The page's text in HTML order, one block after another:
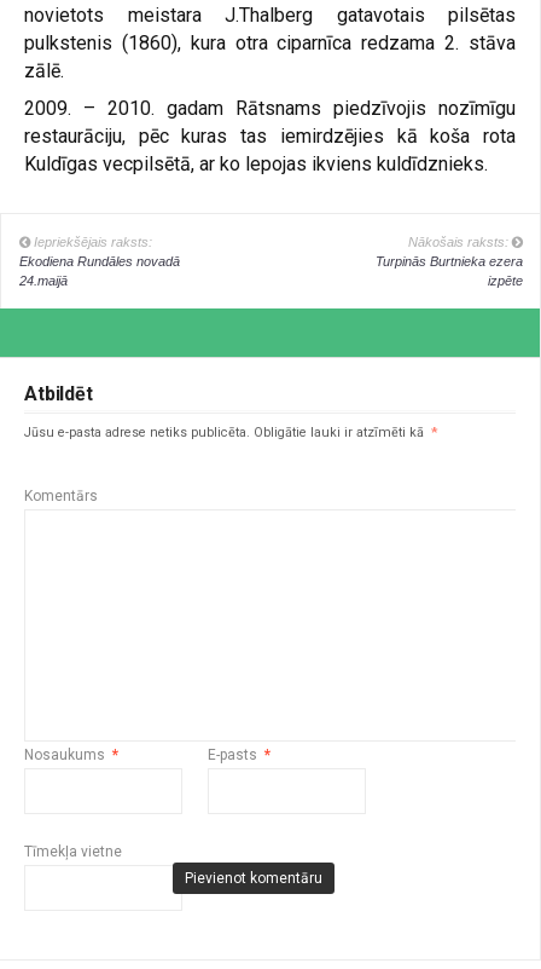
novietots meistara J.Thalberg gatavotais pilsētas
pulkstenis (1860), kura otra ciparnīca redzama 2. stāva
zālē.
2009. – 2010. gadam Rātsnams piedzīvojis nozīmīgu
restaurāciju, pēc kuras tas iemirdzējies kā koša rota
Kuldīgas vecpilsētā, ar ko lepojas ikviens kuldīdznieks.
Iepriekšējais raksts:
Ekodiena Rundāles novadā
24.maijā
Nākošais raksts:
Turpinās Burtnieka ezera
izpēte
Atbildēt
Jūsu e-pasta adrese netiks publicēta. Obligātie lauki ir atzīmēti kā *
Komentārs
Nosaukums * E-pasts *
Tīmekļa vietne